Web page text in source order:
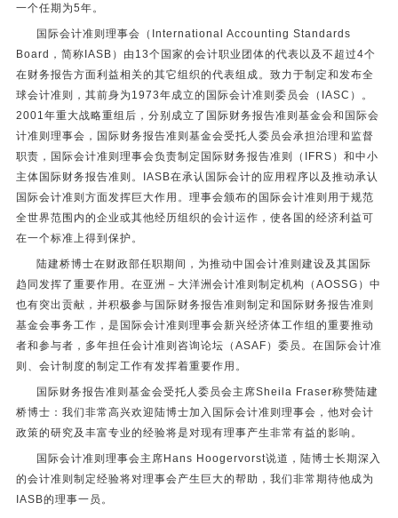
一个任期为5年。
国际会计准则理事会（International Accounting Standards
Board，简称IASB）由13个国家的会计职业团体的代表以及不超过4个
在财务报告方面利益相关的其它组织的代表组成。致力于制定和发布全
球会计准则，其前身为1973年成立的国际会计准则委员会（IASC）。
2001年重大战略重组后，分别成立了国际财务报告准则基金会和国际会
计准则理事会，国际财务报告准则基金会受托人委员会承担治理和监督
职责，国际会计准则理事会负责制定国际财务报告准则（IFRS）和中小
主体国际财务报告准则。IASB在承认国际会计的应用程序以及推动承认
国际会计准则方面发挥巨大作用。理事会颁布的国际会计准则用于规范
全世界范围内的企业或其他经历组织的会计运作，使各国的经济利益可
在一个标准上得到保护。
陆建桥博士在财政部任职期间，为推动中国会计准则建设及其国际
趋同发挥了重要作用。在亚洲－大洋洲会计准则制定机构（AOSSG）中
也有突出贡献，并积极参与国际财务报告准则制定和国际财务报告准则
基金会事务工作，是国际会计准则理事会新兴经济体工作组的重要推动
者和参与者，多年担任会计准则咨询论坛（ASAF）委员。在国际会计准
则、会计制度的制定工作有发挥着重要作用。
国际财务报告准则基金会受托人委员会主席Sheila Fraser称赞陆建
桥博士：我们非常高兴欢迎陆博士加入国际会计准则理事会，他对会计
政策的研究及丰富专业的经验将是对现有理事产生非常有益的影响。
国际会计准则理事会主席Hans Hoogervorst说道，陆博士长期深入
的会计准则制定经验将对理事会产生巨大的帮助，我们非常期待他成为
IASB的理事一员。